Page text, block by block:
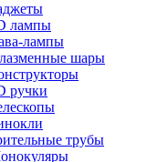
лампы
лампы
шары
ручки
трубы